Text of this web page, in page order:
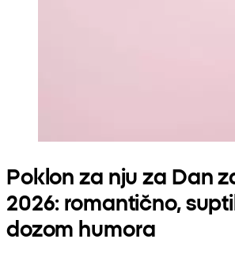
Poklon za nju za Dan
2026: romantično,
dozom humora